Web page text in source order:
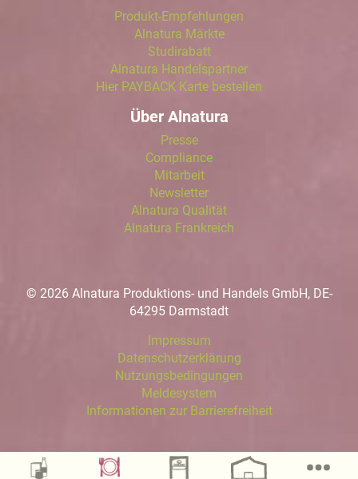
Produkt-Empfehlungen
Alnatura Märkte
Studirabatt
Alnatura Handelspartner
Hier PAYBACK Karte bestellen
Über Alnatura
Presse
Compliance
Mitarbeit
Newsletter
Alnatura Qualität
Alnatura Frankreich
© 2026 Alnatura Produktions- und Handels GmbH, DE-
64295 Darmstadt
Impressum
Datenschutzerklärung
Nutzungsbedingungen
Meldesystem
Informationen zur Barrierefreiheit